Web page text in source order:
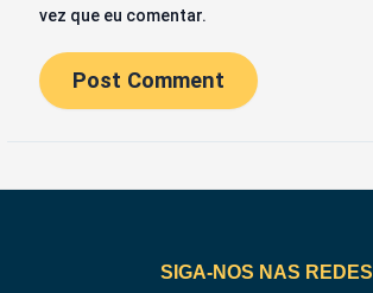
vez que eu comentar.
SIGA-NOS NAS REDES